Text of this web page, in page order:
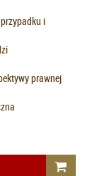
i
prawnej